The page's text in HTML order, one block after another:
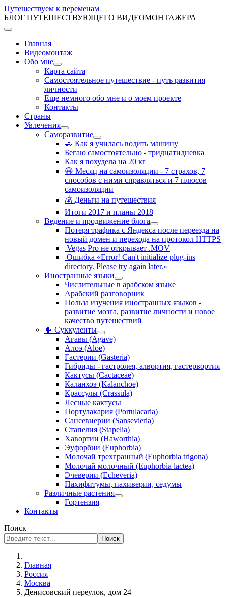
Путешествуем к переменам
БЛОГ ПУТЕШЕСТВУЮЩЕГО ВИДЕОМОНТАЖЕРА
Главная
Видеомонтаж
Обо мне
Карта сайта
Самостоятельное путешествие - путь развития
личности
Еще немного обо мне и о моем проекте
Контакты
Страны
Увлечения
Саморазвитие
🚗 Как я училась водить машину
Бегаю самостоятельно - тридцатидневка
Как я похудела на 20 кг
😷 Месяц на самоизоляции - 7 страхов, 7
способов с ними справляться и 7 плюсов
самоизоляции
💰 Деньги на путешествия
Итоги 2017 и планы 2018
Ведение и продвижение блога
Потеря трафика с Яндекса после переезда на
новый домен и перехода на протокол HTTPS
Vegas Pro не открывает .MOV
Ошибка «Error! Can't initialize plug-ins
directory. Please try again later.»
Иностранные языки
Числительные в арабском языке
Арабский разговорник
Польза изучения иностранных языков -
развитие мозга, развитие личности и новое
качество путешествий
🌵 Суккуленты
Агавы (Agave)
Алоэ (Aloe)
Гастерии (Gasteria)
Гибриды - гастролея, алвортия, гастервортия
Кактусы (Cactaceae)
Каланхоэ (Kalanchoe)
Крассулы (Crassula)
Лесные кактусы
Портулакария (Portulacaria)
Сансевиерии (Sansevieria)
Стапелия (Stapelia)
Хавортии (Haworthia)
Эуфорбии (Euphorbia)
Молочай трехгранный (Euphorbia trigona)
Молочай молочный (Euphorbia lactea)
Эчеверии (Echeveria)
Пахифитумы, пахиверии, седумы
Различные растения
Гортензия
Контакты
Поиск
Поиск
Главная
Россия
Москва
Денисовский переулок, дом 24